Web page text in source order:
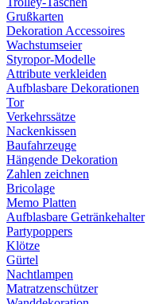
Grußkarten
Dekoration Accessoires
Wachstumseier
Styropor-Modelle
Attribute verkleiden
Aufblasbare Dekorationen
Tor
Verkehrssätze
Nackenkissen
Baufahrzeuge
Hängende Dekoration
Zahlen zeichnen
Bricolage
Memo Platten
Aufblasbare Getränkehalter
Partypoppers
Klötze
Gürtel
Nachtlampen
Matratzenschützer